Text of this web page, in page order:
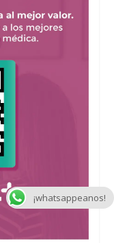
¡whatsappeanos!